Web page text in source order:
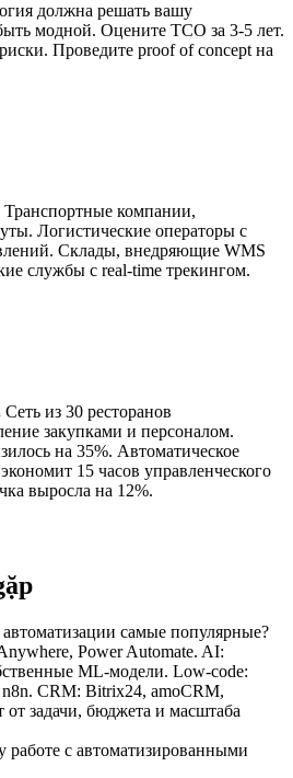
должна решать вашу
модной. Оцените TCO за 3-5 лет.
Проведите proof of concept на
Транспортные компании,
Логистические операторы с
Склады, внедряющие WMS
службы с real-time трекингом.
Сеть из 30 ресторанов
закупками и персоналом.
на 35%. Автоматическое
15 часов управленческого
выросла на 12%.
самые популярные?
Power Automate. AI:
ML-модели. Low-code:
CRM: Bitrix24, amoCRM,
от задачи, бюджета и масштаба
работе с автоматизированными